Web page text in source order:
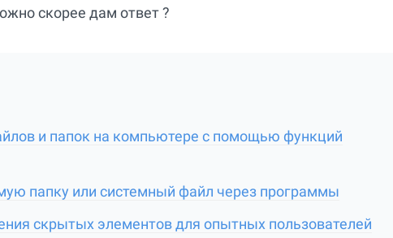
скорее дам ответ ?
и папок на компьютере с помощью функций
папку или системный файл через программы
скрытых элементов для опытных пользователей